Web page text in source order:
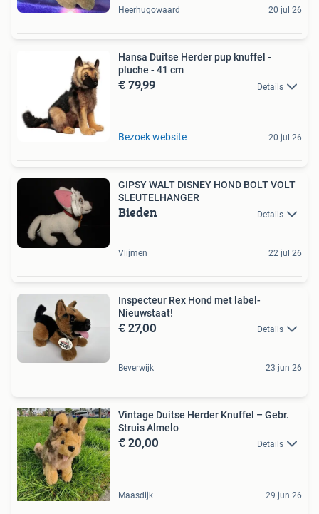
Heerhugowaard 20 jul 26
Hansa Duitse Herder pup knuffel -
pluche - 41 cm
€ 79,99 Details
Bezoek website 20 jul 26
GIPSY WALT DISNEY HOND BOLT VOLT
SLEUTELHANGER
Bieden Details
Vlijmen 22 jul 26
Inspecteur Rex Hond met label-
Nieuwstaat!
€ 27,00 Details
Beverwijk 23 jun 26
Vintage Duitse Herder Knuffel – Gebr.
Struis Almelo
€ 20,00 Details
Maasdijk 29 jun 26